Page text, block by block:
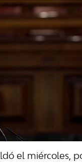
el miércoles,